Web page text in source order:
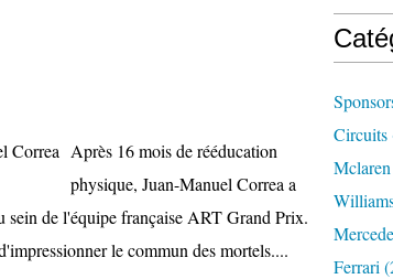
Après 16 mois de rééducation
physique, Juan-Manuel Correa a
sein de l'équipe française ART Grand Prix.
le commun des mortels....
Circuits
Mclaren
Ferrari